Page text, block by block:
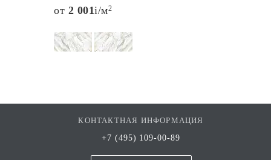
насыщенных цветов, таких как синий, зеленый и
текстурными и декоративными узорами, что позволяет
удовлетворить запросы даже самых требовательных
современные тенденции в дизайне, создавая
керамические изделия, которые не только
функциональны, но и эстетически привлекательны. В
от 2 001i/м2
КОНТАКТНАЯ ИНФОРМАЦИЯ
+7 (495) 109-00-89